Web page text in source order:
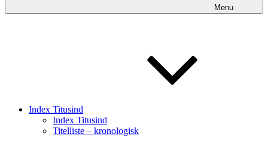
Menu
Index Titusind
Index Titusind
Titelliste – kronologisk